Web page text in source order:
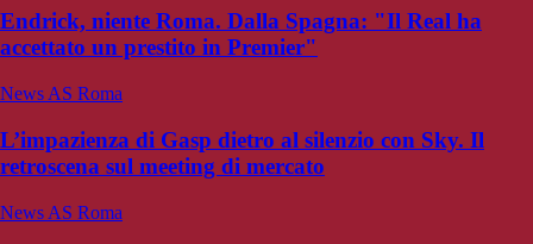
Endrick, niente Roma. Dalla Spagna: "Il Real ha
accettato un prestito in Premier"
News AS Roma
L’impazienza di Gasp dietro al silenzio con Sky. Il
retroscena sul meeting di mercato
News AS Roma